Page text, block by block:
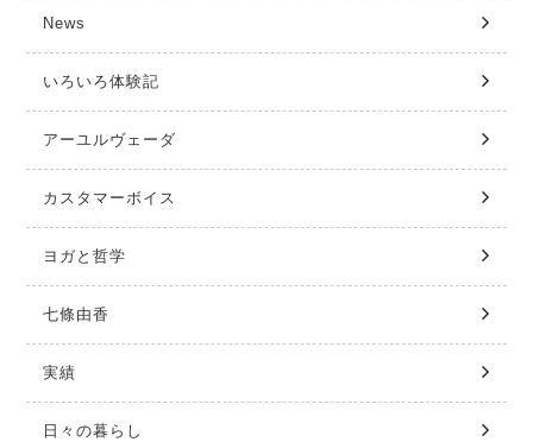
News
いろいろ体験記
アーユルヴェーダ
カスタマーボイス
ヨガと哲学
七條由香
実績
日々の暮らし